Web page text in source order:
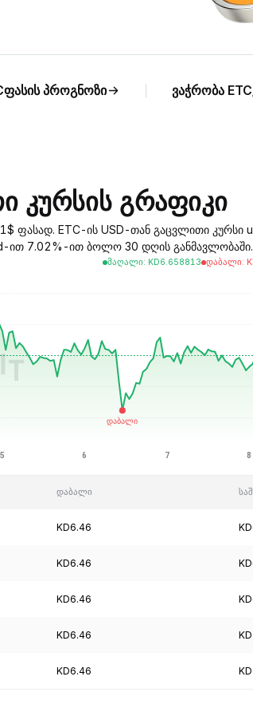
პროგნოზი ვაჭრობა
კურსის გრაფიკი
ფასად. ETC-ის USD-თან გაცვლითი
ით 7.02%-ით ბოლო 30 დღის განმავლობაში.
მაღალი: KD6.658813 დაბალი:
დაბალი
KD6.46
KD6.46
KD6.46
KD6.46
KD6.46